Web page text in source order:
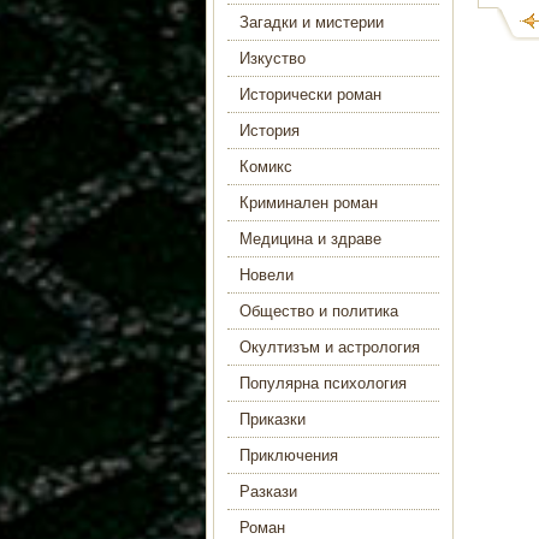
Загадки и мистерии
Изкуство
Исторически роман
История
Комикс
Криминален роман
Медицина и здраве
Новели
Общество и политика
Окултизъм и астрология
Популярна психология
Приказки
Приключения
Разкази
Роман